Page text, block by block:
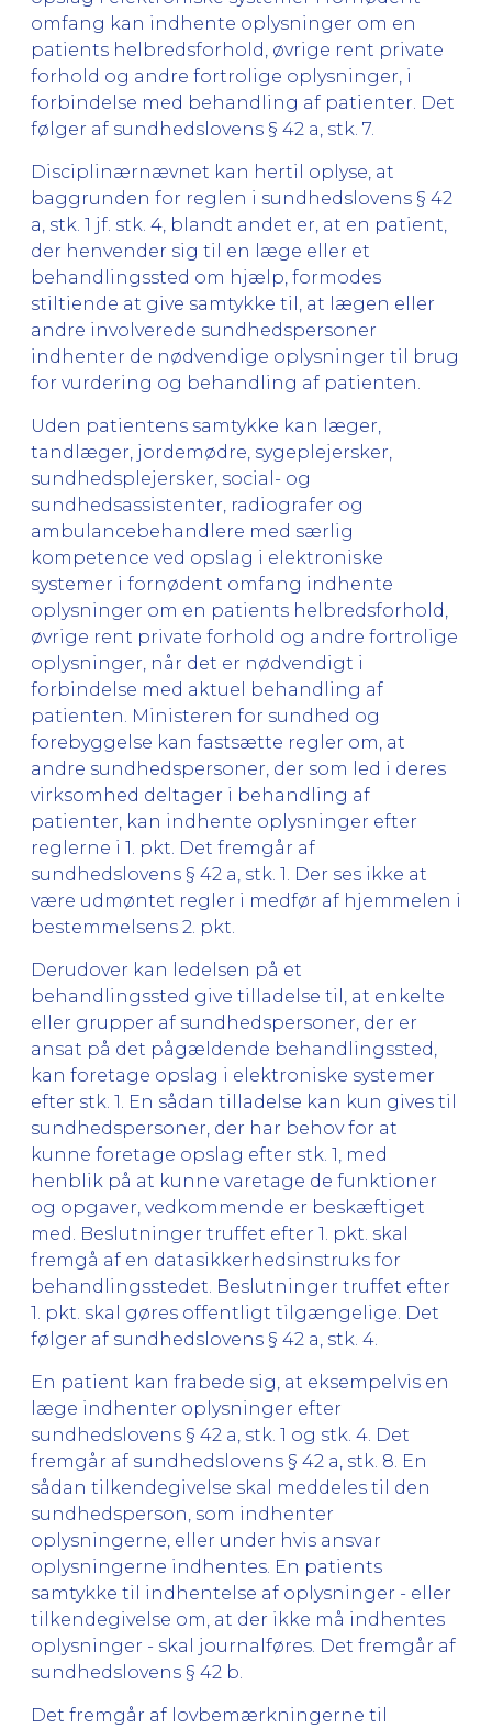
omfang kan indhente oplysninger om en
patients helbredsforhold, øvrige rent private
forhold og andre fortrolige oplysninger, i
forbindelse med behandling af patienter. Det
følger af sundhedslovens § 42 a, stk. 7.
Disciplinærnævnet kan hertil oplyse, at
baggrunden for reglen i sundhedslovens § 42
a, stk. 1 jf. stk. 4, blandt andet er, at en patient,
der henvender sig til en læge eller et
behandlingssted om hjælp, formodes
stiltiende at give samtykke til, at lægen eller
andre involverede sundhedspersoner
indhenter de nødvendige oplysninger til brug
for vurdering og behandling af patienten.
Uden patientens samtykke kan læger,
tandlæger, jordemødre, sygeplejersker,
sundhedsplejersker, social- og
sundhedsassistenter, radiografer og
ambulancebehandlere med særlig
kompetence ved opslag i elektroniske
systemer i fornødent omfang indhente
oplysninger om en patients helbredsforhold,
øvrige rent private forhold og andre fortrolige
oplysninger, når det er nødvendigt i
forbindelse med aktuel behandling af
patienten. Ministeren for sundhed og
forebyggelse kan fastsætte regler om, at
andre sundhedspersoner, der som led i deres
virksomhed deltager i behandling af
patienter, kan indhente oplysninger efter
reglerne i 1. pkt. Det fremgår af
sundhedslovens § 42 a, stk. 1. Der ses ikke at
være udmøntet regler i medfør af hjemmelen i
bestemmelsens 2. pkt.
Derudover kan ledelsen på et
behandlingssted give tilladelse til, at enkelte
eller grupper af sundhedspersoner, der er
ansat på det pågældende behandlingssted,
kan foretage opslag i elektroniske systemer
efter stk. 1. En sådan tilladelse kan kun gives til
sundhedspersoner, der har behov for at
kunne foretage opslag efter stk. 1, med
henblik på at kunne varetage de funktioner
og opgaver, vedkommende er beskæftiget
med. Beslutninger truffet efter 1. pkt. skal
fremgå af en datasikkerhedsinstruks for
behandlingsstedet. Beslutninger truffet efter
1. pkt. skal gøres offentligt tilgængelige. Det
følger af sundhedslovens § 42 a, stk. 4.
En patient kan frabede sig, at eksempelvis en
læge indhenter oplysninger efter
sundhedslovens § 42 a, stk. 1 og stk. 4. Det
fremgår af sundhedslovens § 42 a, stk. 8. En
sådan tilkendegivelse skal meddeles til den
sundhedsperson, som indhenter
oplysningerne, eller under hvis ansvar
oplysningerne indhentes. En patients
samtykke til indhentelse af oplysninger - eller
tilkendegivelse om, at der ikke må indhentes
oplysninger - skal journalføres. Det fremgår af
sundhedslovens § 42 b.
Det fremgår af lovbemærkningerne til